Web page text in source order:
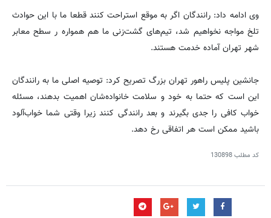
وی ادامه داد: رانندگان اگر به موقع استراحت کنند قطعا ما با این حوادث
تلخ مواجه نخواهیم شد، تیم‌های گشت‌زنی ما هم همواره ر سطح معابر
شهر تهران آماده خدمت هستند.
جانشین پلیس راهور تهران بزرگ تصریح کرد: توصیه اصلی ما به رانندگان
این است که حتما به خود و سلامت خانواده‌شان اهمیت بدهند، مسئله
خواب کافی را جدی بگیرند و بعد رانندگی کنند زیرا وقتی شما خواب‌آلود
باشید ممکن است هر اتفاقی رخ دهد.
کد مطلب130898